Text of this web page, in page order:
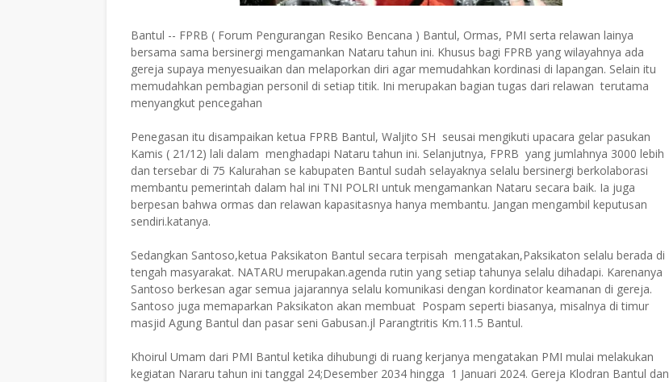
Bantul -- FPRB ( Forum Pengurangan Resiko Bencana ) Bantul, Ormas, PMI serta relawan lainya
bersama sama bersinergi mengamankan Nataru tahun ini. Khusus bagi FPRB yang wilayahnya ada
gereja supaya menyesuaikan dan melaporkan diri agar memudahkan kordinasi di lapangan. Selain itu
memudahkan pembagian personil di setiap titik. Ini merupakan bagian tugas dari relawan terutama
menyangkut pencegahan
Penegasan itu disampaikan ketua FPRB Bantul, Waljito SH seusai mengikuti upacara gelar pasukan
Kamis ( 21/12) lali dalam menghadapi Nataru tahun ini. Selanjutnya, FPRB yang jumlahnya 3000 lebih
dan tersebar di 75 Kalurahan se kabupaten Bantul sudah selayaknya selalu bersinergi berkolaborasi
membantu pemerintah dalam hal ini TNI POLRI untuk mengamankan Nataru secara baik. Ia juga
berpesan bahwa ormas dan relawan kapasitasnya hanya membantu. Jangan mengambil keputusan
sendiri.katanya.
Sedangkan Santoso,ketua Paksikaton Bantul secara terpisah mengatakan,Paksikaton selalu berada di
tengah masyarakat. NATARU merupakan.agenda rutin yang setiap tahunya selalu dihadapi. Karenanya
Santoso berkesan agar semua jajarannya selalu komunikasi dengan kordinator keamanan di gereja.
Santoso juga memaparkan Paksikaton akan membuat Pospam seperti biasanya, misalnya di timur
masjid Agung Bantul dan pasar seni Gabusan.jl Parangtritis Km.11.5 Bantul.
Khoirul Umam dari PMI Bantul ketika dihubungi di ruang kerjanya mengatakan PMI mulai melakukan
kegiatan Nararu tahun ini tanggal 24;Desember 2034 hingga 1 Januari 2024. Gereja Klodran Bantul dan